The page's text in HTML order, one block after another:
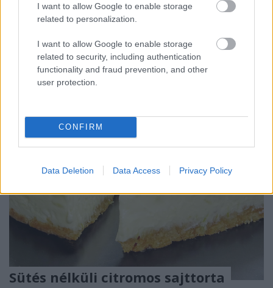
I want to allow Google to enable storage
related to personalization.
I want to allow Google to enable storage
related to security, including authentication
functionality and fraud prevention, and other
user protection.
CONFIRM
Data Deletion Data Access Privacy Policy
Don Pepeaktuális havi újdonságai nem
különösebben csigáztak fel, aztán egy őrült
pillanatban mégis úgy döntöttem, hogy letesztelem
az extra ...
Sütés nélküli citromos sajttorta